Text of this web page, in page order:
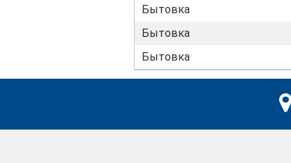
Бытовка
Бытовка
Бытовка